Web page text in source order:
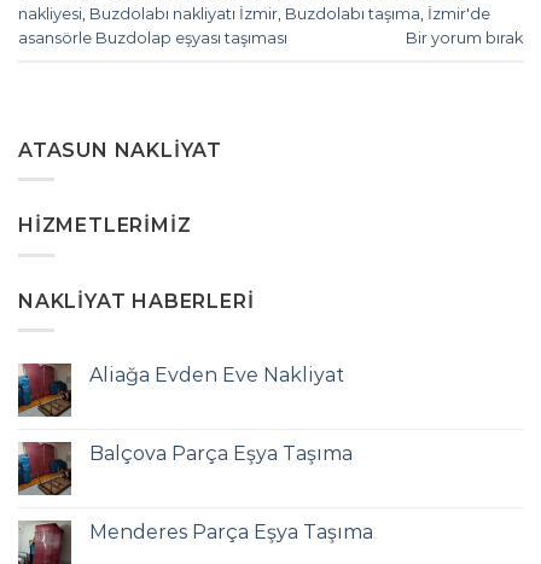
nakliyesi Buzdolabı nakliyatı İzmir Buzdolabı taşıma İzmir'de
asansörle Buzdolap eşyası taşıması
Bir yorum bırak
ATASUN NAKLIYAT
HIZMETLERIMIZ
NAKLIYAT HABERLERI
Aliağa Evden Eve Nakliyat
Balçova Parça Eşya Taşıma
Menderes Parça Eşya Taşıma